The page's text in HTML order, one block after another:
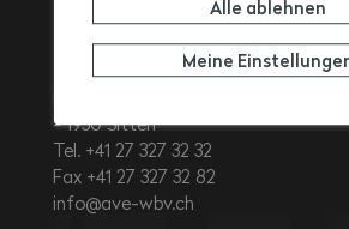
1950 Sitten
Tel. +41 27 327 32 32
Fax +41 27 327 32 82
info@ave-wbv.ch
Alle ablehnen
Meine